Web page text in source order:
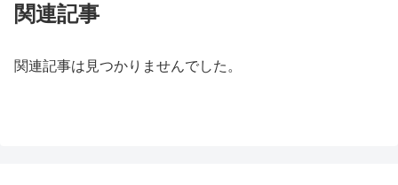
関連記事
関連記事は見つかりませんでした。